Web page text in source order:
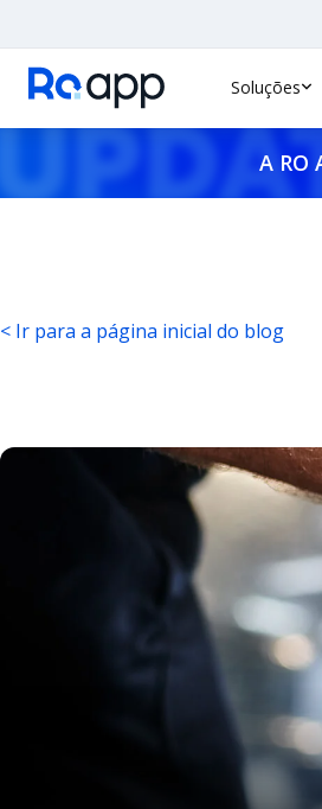
Soluções
A RO
< Ir para a página inicial do blog